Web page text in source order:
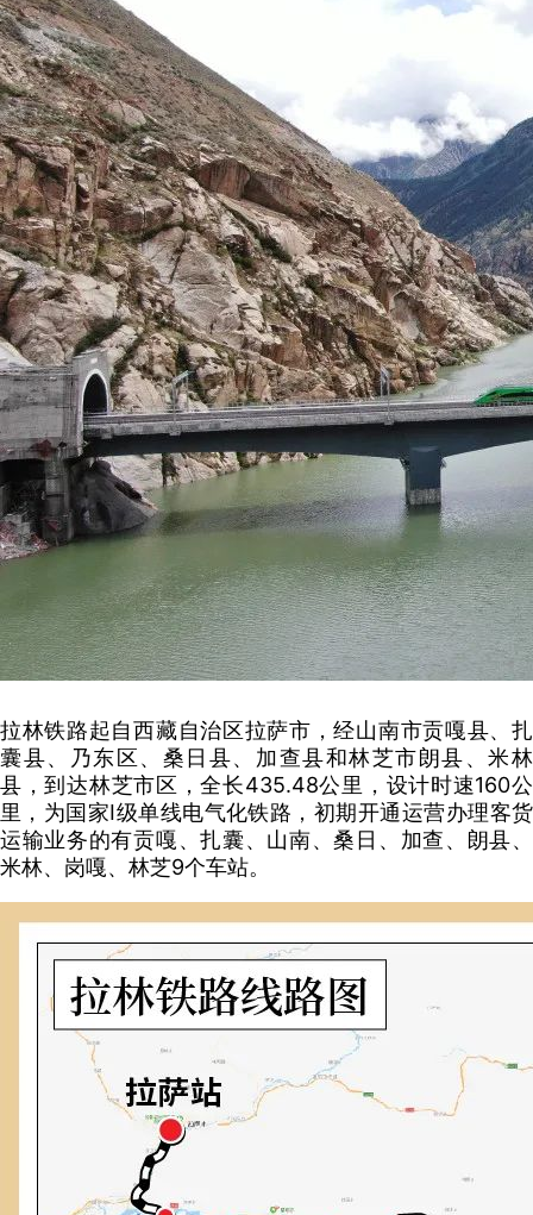
拉林铁路起自西藏自治区拉萨市，经山南市贡嘎县、扎
囊县、乃东区、桑日县、加查县和林芝市朗县、米林
县，到达林芝市区，全长435.48公里，设计时速160公
里，为国家I级单线电气化铁路，初期开通运营办理客货
运输业务的有贡嘎、扎囊、山南、桑日、加查、朗县、
米林、岗嘎、林芝9个车站。